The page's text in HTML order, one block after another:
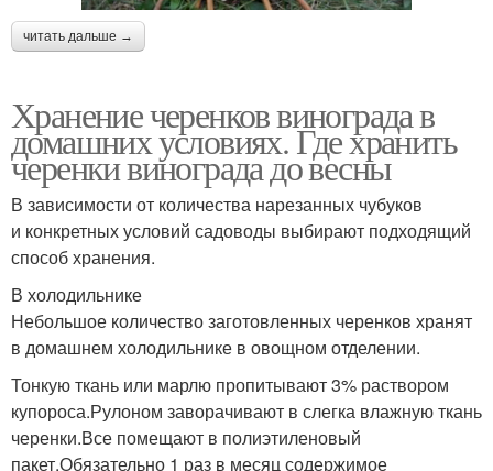
читать дальше →
Хранение черенков винограда в
домашних условиях. Где хранить
черенки винограда до весны
В зависимости от количества нарезанных чубуков
и конкретных условий садоводы выбирают подходящий
способ хранения.
В холодильнике
Небольшое количество заготовленных черенков хранят
в домашнем холодильнике в овощном отделении.
Тонкую ткань или марлю пропитывают 3% раствором
купороса.Рулоном заворачивают в слегка влажную ткань
черенки.Все помещают в полиэтиленовый
пакет.Обязательно 1 раз в месяц содержимое